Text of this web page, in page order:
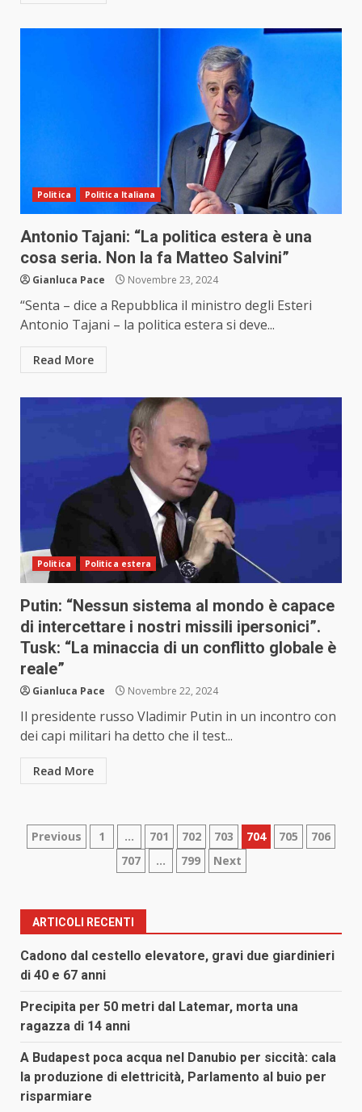
Politica Politica Italiana
Antonio Tajani: “La politica estera è una
cosa seria. Non la fa Matteo Salvini”
Gianluca Pace Novembre 23, 2024
“Senta – dice a Repubblica il ministro degli Esteri
Antonio Tajani – la politica estera si deve...
Read More
Politica Politica estera
Putin: “Nessun sistema al mondo è capace
di intercettare i nostri missili ipersonici”.
Tusk: “La minaccia di un conflitto globale è
reale”
Gianluca Pace Novembre 22, 2024
Il presidente russo Vladimir Putin in un incontro con
dei capi militari ha detto che il test...
Read More
Paginazione
articoli
Previous 1 … 701 702 703 704 705
706
707
… 799 Next
ARTICOLI RECENTI
Cadono dal cestello elevatore, gravi due giardinieri
di 40 e 67 anni
Precipita per 50 metri dal Latemar, morta una
ragazza di 14 anni
A Budapest poca acqua nel Danubio per siccità: cala
la produzione di elettricità, Parlamento al buio per
risparmiare